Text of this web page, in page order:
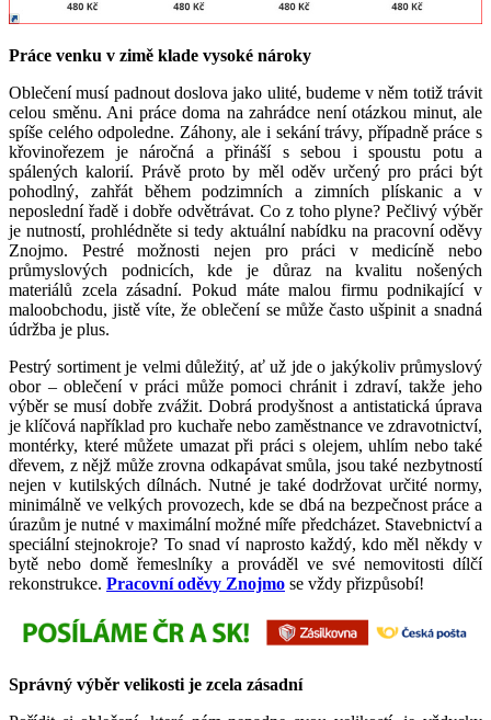
Práce venku v zimě klade vysoké nároky
Oblečení musí padnout doslova jako ulité, budeme v něm totiž trávit
celou směnu. Ani práce doma na zahrádce není otázkou minut, ale
spíše celého odpoledne. Záhony, ale i sekání trávy, případně práce s
křovinořezem je náročná a přináší s sebou i spoustu potu a
spálených kalorií. Právě proto by měl oděv určený pro práci být
pohodlný, zahřát během podzimních a zimních plískanic a v
neposlední řadě i dobře odvětrávat. Co z toho plyne? Pečlivý výběr
je nutností, prohlédněte si tedy aktuální nabídku na pracovní oděvy
Znojmo. Pestré možnosti nejen pro práci v medicíně nebo
průmyslových podnicích, kde je důraz na kvalitu nošených
materiálů zcela zásadní. Pokud máte malou firmu podnikající v
maloobchodu, jistě víte, že oblečení se může často ušpinit a snadná
údržba je plus.
Pestrý sortiment je velmi důležitý, ať už jde o jakýkoliv průmyslový
obor – oblečení v práci může pomoci chránit i zdraví, takže jeho
výběr se musí dobře zvážit. Dobrá prodyšnost a antistatická úprava
je klíčová například pro kuchaře nebo zaměstnance ve zdravotnictví,
montérky, které můžete umazat při práci s olejem, uhlím nebo také
dřevem, z nějž může zrovna odkapávat smůla, jsou také nezbytností
nejen v kutilských dílnách. Nutné je také dodržovat určité normy,
minimálně ve velkých provozech, kde se dbá na bezpečnost práce a
úrazům je nutné v maximální možné míře předcházet. Stavebnictví a
speciální stejnokroje? To snad ví naprosto každý, kdo měl někdy v
bytě nebo domě řemeslníky a prováděl ve své nemovitosti dílčí
rekonstrukce. Pracovní oděvy Znojmo se vždy přizpůsobí!
Správný výběr velikosti je zcela zásadní